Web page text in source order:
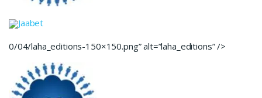
Jaabet
0/04/laha_editions-150×150.png” alt=”laha_editions” />